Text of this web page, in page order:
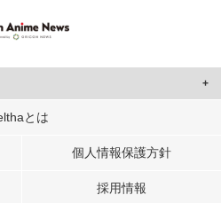
ユーザーに合わせたコンテンツや広告の
パートナーに提供しています。
とは
個人情報保護方針
採用情報